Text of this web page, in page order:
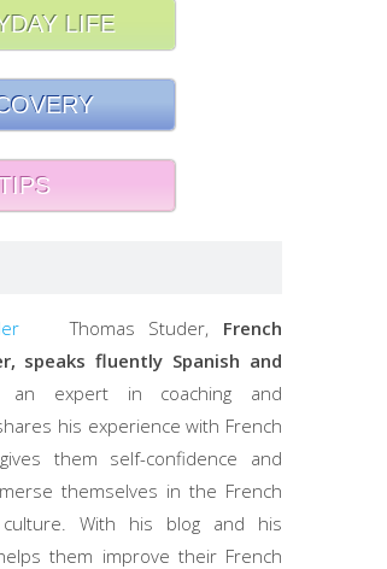
LIFE
Thomas Studer, French
speaks fluently Spanish and
expert in coaching and
his experience with French
them self-confidence and
themselves in the French
culture. With his blog and his
them improve their French